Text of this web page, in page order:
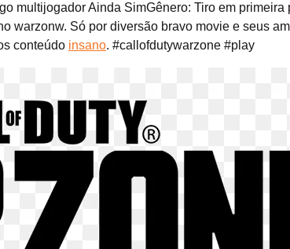
multijogador Ainda SimGênero: Tiro em
warzonw. Só por diversão bravo movie e seus
conteúdo insano. #callofdutywarzone #play